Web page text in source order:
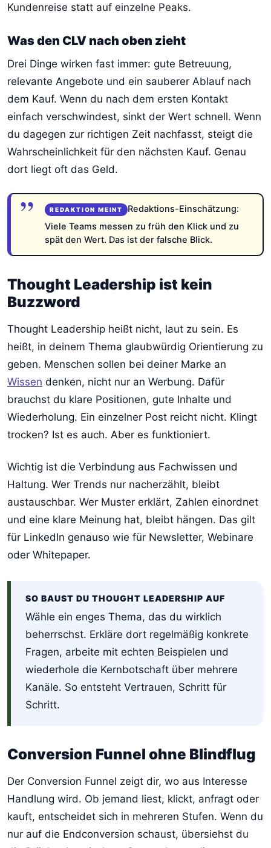
Kundenreise statt auf einzelne Peaks.
Was den CLV nach oben zieht
Drei Dinge wirken fast immer: gute Betreuung,
relevante Angebote und ein sauberer Ablauf nach
dem Kauf. Wenn du nach dem ersten Kontakt
einfach verschwindest, sinkt der Wert schnell. Wenn
du dagegen zur richtigen Zeit nachfasst, steigt die
Wahrscheinlichkeit für den nächsten Kauf. Genau
dort liegt oft das Geld.
Redaktions-Einschätzung:
Viele Teams messen zu früh den Klick und zu
spät den Wert. Das ist der falsche Blick.
Thought Leadership ist kein
Buzzword
Thought Leadership heißt nicht, laut zu sein. Es
heißt, in deinem Thema glaubwürdig Orientierung zu
geben. Menschen sollen bei deiner Marke an
Wissen denken, nicht nur an Werbung. Dafür
brauchst du klare Positionen, gute Inhalte und
Wiederholung. Ein einzelner Post reicht nicht. Klingt
trocken? Ist es auch. Aber es funktioniert.
Wichtig ist die Verbindung aus Fachwissen und
Haltung. Wer Trends nur nacherzählt, bleibt
austauschbar. Wer Muster erklärt, Zahlen einordnet
und eine klare Meinung hat, bleibt hängen. Das gilt
für LinkedIn genauso wie für Newsletter, Webinare
oder Whitepaper.
SO BAUST DU THOUGHT LEADERSHIP AUF
Wähle ein enges Thema, das du wirklich
beherrschst. Erkläre dort regelmäßig konkrete
Fragen, arbeite mit echten Beispielen und
wiederhole die Kernbotschaft über mehrere
Kanäle. So entsteht Vertrauen, Schritt für
Schritt.
Conversion Funnel ohne Blindflug
Der Conversion Funnel zeigt dir, wo aus Interesse
Handlung wird. Ob jemand liest, klickt, anfragt oder
kauft, entscheidet sich in mehreren Stufen. Wenn du
nur auf die Endconversion schaust, übersiehst du